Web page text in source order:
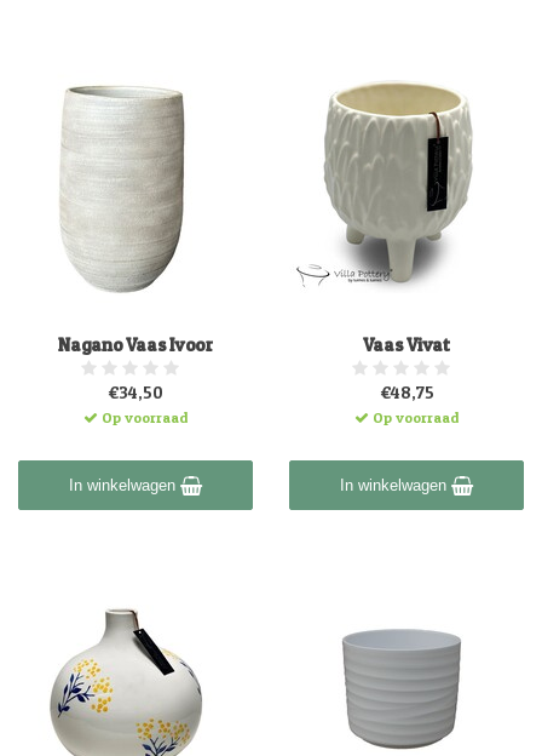
Nagano Vaas Ivoor
€34,50
Op voorraad
In winkelwagen
Vaas Vivat
€48,75
Op voorraad
In winkelwagen